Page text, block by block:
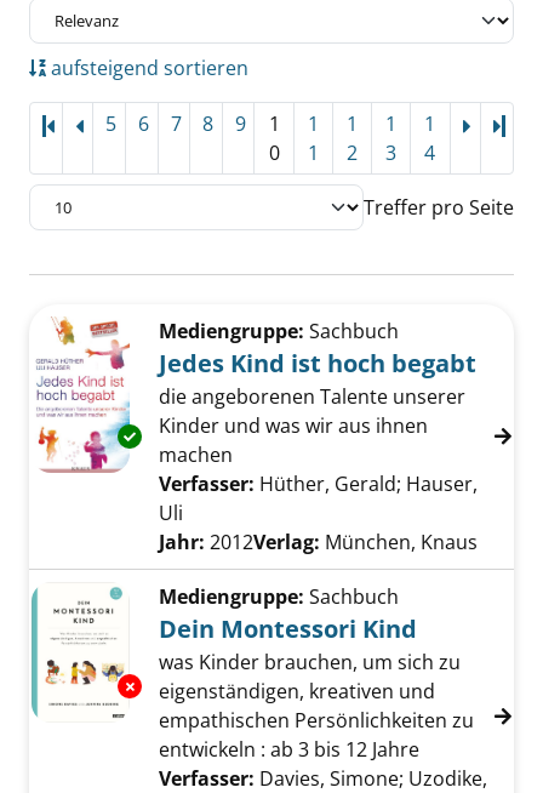
aufsteigend sortieren
5 6 7 8 9
1
0
1
1
1
2
1
3
1
4
Treffer pro Seite
Zu den Suchfiltern springen
Exemplar-Details von Jedes Kind ist hoch
Mediengruppe: Sachbuch
Jedes Kind ist hoch begabt
die angeborenen Talente unserer
Kinder und was wir aus ihnen
machen
Verfasser: Hüther, Gerald; Hauser,
Uli
Jahr: 2012Verlag: München, Knaus
Exemplar-Details von Dein Montessori Kind
Mediengruppe: Sachbuch
Dein Montessori Kind
was Kinder brauchen, um sich zu
eigenständigen, kreativen und
empathischen Persönlichkeiten zu
entwickeln : ab 3 bis 12 Jahre
Verfasser: Davies, Simone; Uzodike,